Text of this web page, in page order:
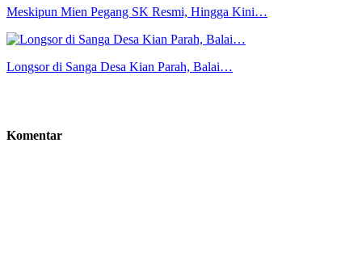
Meskipun Mien Pegang SK Resmi, Hingga Kini…
Longsor di Sanga Desa Kian Parah, Balai…
Komentar